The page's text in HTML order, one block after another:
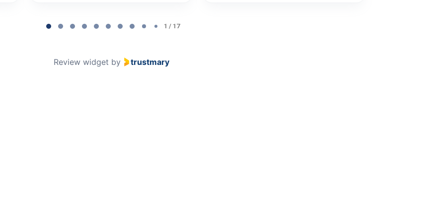
1 / 17
Review widget by trustmary